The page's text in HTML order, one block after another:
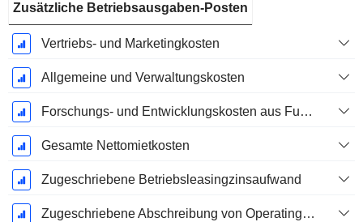
Zusätzliche Betriebsausgaben-Posten
Vertriebs- und Marketingkosten
Allgemeine und Verwaltungskosten
Forschungs- und Entwicklungskosten aus Fußnoten
Gesamte Nettomietkosten
Zugeschriebene Betriebsleasingzinsaufwand
Zugeschriebene Abschreibung von Operating-Leasingverträgen